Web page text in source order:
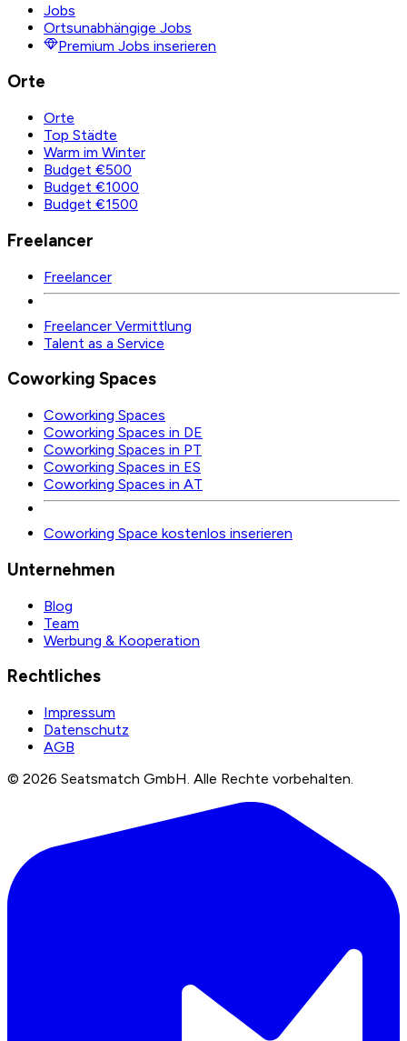
Jobs
Ortsunabhängige Jobs
Premium Jobs inserieren
Orte
Orte
Top Städte
Warm im Winter
Budget €500
Budget €1000
Budget €1500
Freelancer
Freelancer
Freelancer Vermittlung
Talent as a Service
Coworking Spaces
Coworking Spaces
Coworking Spaces in DE
Coworking Spaces in PT
Coworking Spaces in ES
Coworking Spaces in AT
Coworking Space kostenlos inserieren
Unternehmen
Blog
Team
Werbung & Kooperation
Rechtliches
Impressum
Datenschutz
AGB
© 2026 Seatsmatch GmbH. Alle Rechte vorbehalten.